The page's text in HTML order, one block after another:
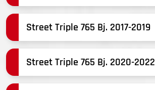
Street Triple 765 Bj. 2017-2019
Street Triple 765 Bj. 2020-2022